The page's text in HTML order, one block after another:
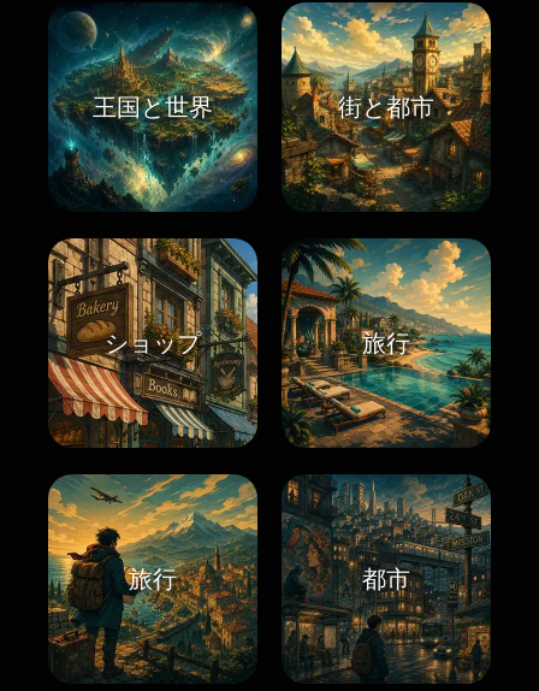
王国と世界 街と都市
ショップ 旅行
旅行 都市